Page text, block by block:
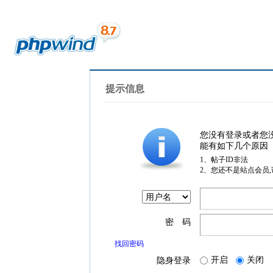
提示信息
您没有登录或者您
能有如下几个原因
1、帖子ID非法
2、您还不是站点会员
密 码
找回密码
隐身登录 开启 关闭